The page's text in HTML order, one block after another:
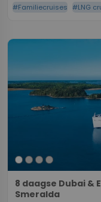
#Familiecruises #LNG
8 daagse Dubai &
Smeralda